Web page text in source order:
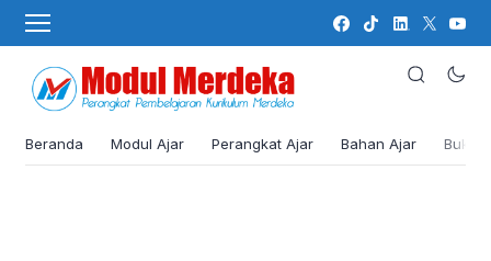
Beranda Modul Ajar Perangkat Ajar Bahan Ajar Buku